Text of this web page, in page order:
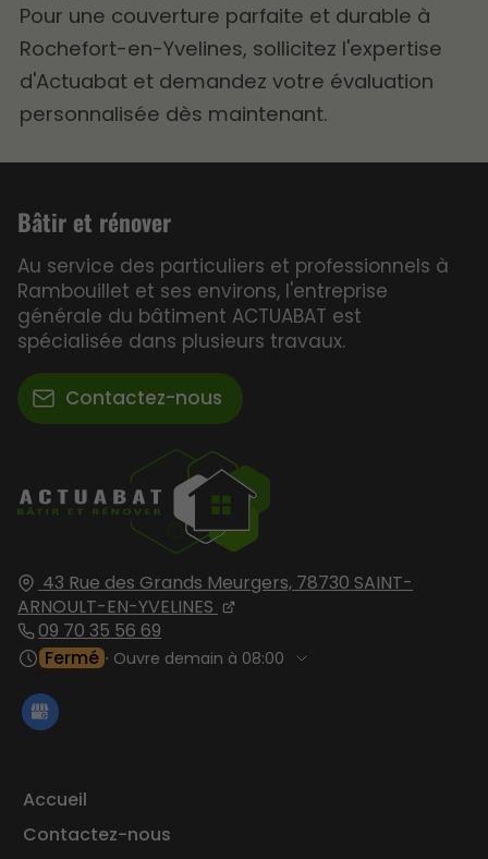
Pour une couverture parfaite et durable à
Rochefort-en-Yvelines, sollicitez l'expertise
d'Actuabat et demandez votre évaluation
personnalisée dès maintenant.
43 Rue des Grands Meurgers, 78730 SAINT-
ARNOULT-EN-YVELINES
09 70 35 56 69
Fermé ⋅ Ouvre demain à 08:00
Accueil
Contactez-nous
Bâtir et rénover
Au service des particuliers et professionnels à
Rambouillet et ses environs, l'entreprise
générale du bâtiment ACTUABAT est
spécialisée dans plusieurs travaux.
Contactez-nous